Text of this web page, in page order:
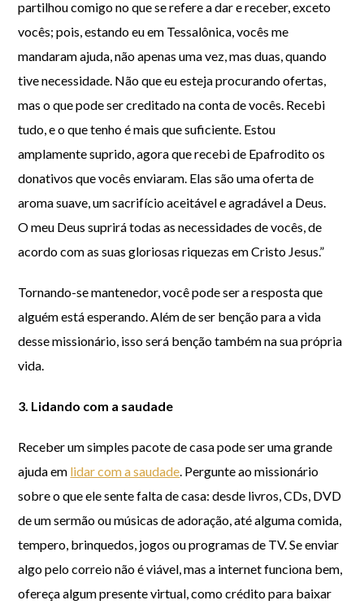
partilhou comigo no que se refere a dar e receber, exceto
vocês; pois, estando eu em Tessalônica, vocês me
mandaram ajuda, não apenas uma vez, mas duas, quando
tive necessidade. Não que eu esteja procurando ofertas,
mas o que pode ser creditado na conta de vocês. Recebi
tudo, e o que tenho é mais que suficiente. Estou
amplamente suprido, agora que recebi de Epafrodito os
donativos que vocês enviaram. Elas são uma oferta de
aroma suave, um sacrifício aceitável e agradável a Deus.
O meu Deus suprirá todas as necessidades de vocês, de
acordo com as suas gloriosas riquezas em Cristo Jesus.”
Tornando-se mantenedor, você pode ser a resposta que
alguém está esperando. Além de ser benção para a vida
desse missionário, isso será benção também na sua própria
vida.
3. Lidando com a saudade
Receber um simples pacote de casa pode ser uma grande
ajuda em lidar com a saudade. Pergunte ao missionário
sobre o que ele sente falta de casa: desde livros, CDs, DVD
de um sermão ou músicas de adoração, até alguma comida,
tempero, brinquedos, jogos ou programas de TV. Se enviar
algo pelo correio não é viável, mas a internet funciona bem,
ofereça algum presente virtual, como crédito para baixar